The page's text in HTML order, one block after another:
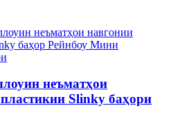
неъматҳои
Slinky баҳори